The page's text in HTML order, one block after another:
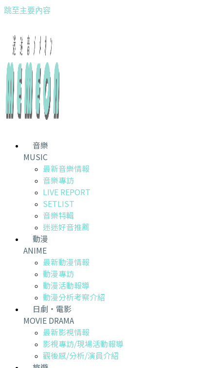
跳至主要內容
音樂
MUSIC
最新音樂情報
音樂專訪
LIVE REPORT
SETLIST
音樂特輯
迷迷好音推薦
動漫
ANIME
最新動漫情報
動漫專訪
動漫活動報導
動漫分析考察介紹
日劇・電影
MOVIE DRAMA
最新影視情報
影視專訪/現場活動報導
觀後感/分析/演員介紹